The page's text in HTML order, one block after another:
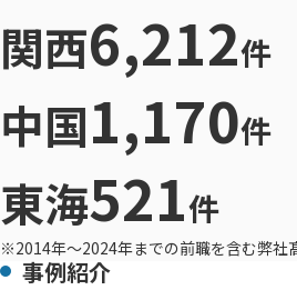
関西6,212件
中国1,170件
東海521件
※2014年〜2024年までの前職を含む弊社
事例紹介